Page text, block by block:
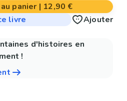
panier | 12,90 €
livre
Ajouter
d'histoires en
!